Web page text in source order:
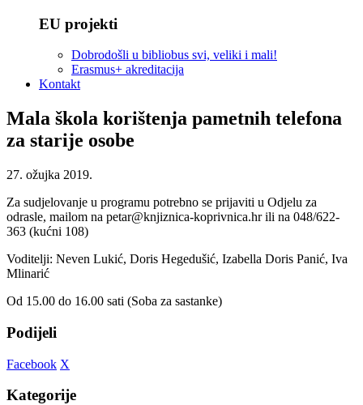
EU projekti
Dobrodošli u bibliobus svi, veliki i mali!
Erasmus+ akreditacija
Kontakt
Mala škola korištenja pametnih telefona
za starije osobe
27. ožujka 2019.
Za sudjelovanje u programu potrebno se prijaviti u Odjelu za
odrasle, mailom na petar@knjiznica-koprivnica.hr ili na 048/622-
363 (kućni 108)
Voditelji: Neven Lukić, Doris Hegedušić, Izabella Doris Panić, Iva
Mlinarić
Od 15.00 do 16.00 sati (Soba za sastanke)
Podijeli
Facebook X
Kategorije